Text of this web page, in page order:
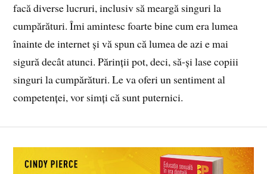
facă diverse lucruri, inclusiv să meargă singuri la
cumpărături. Îmi amintesc foarte bine cum era lumea
înainte de internet și vă spun că lumea de azi e mai
sigură decât atunci. Părinții pot, deci, să-și lase copiii
singuri la cumpărături. Le va oferi un sentiment al
competenței, vor simți că sunt puternici.